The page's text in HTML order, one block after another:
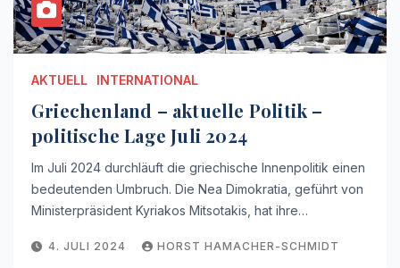
AKTUELL INTERNATIONAL
Griechenland – aktuelle Politik –
politische Lage Juli 2024
Im Juli 2024 durchläuft die griechische Innenpolitik einen
bedeutenden Umbruch. Die Nea Dimokratia, geführt von
Ministerpräsident Kyriakos Mitsotakis, hat ihre…
4. JULI 2024 HORST HAMACHER-SCHMIDT